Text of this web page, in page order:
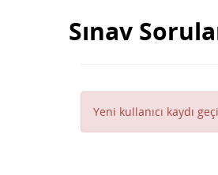
Sınav
Yeni kullanıcı kaydı